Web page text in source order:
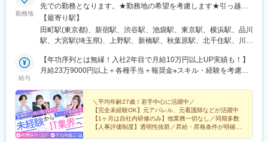
勤務地
先での勤務となります。★勤務地の希望を考慮します★引っ越し
を伴う転勤はありません■本社東京都港区三田3-2-8 THE PORTAL
MITA 3F＜アクセス＞・JR「田町駅」徒歩7分・都営三田線・都営
浅草線「三田駅」徒歩5分・都営大江戸線「赤羽橋駅」徒歩13分
月間は本社にて対面で研修を実施し、その後各プロジェクトへの
配属となりますがスキルを身につけていけば、ゆくゆくはリモー
ます！なお、現在は約30人が完全在宅ワーク、約100名が出社と
在宅を組み合わせたハイブリッドワークで活躍中です！※(変更の
範囲)上記を除く当社関連勤務地※フルリモートの場合は通勤不要
【最寄り駅】
田町駅(東京都)、新宿駅、渋谷駅、池袋駅、東京駅、横浜駅、品川
駅、大宮駅(埼玉県)、上野駅、新橋駅、秋葉原駅、北千住駅、川崎
船橋駅、船橋駅、目黒駅、恵比寿駅、五反田駅、大崎駅、有楽町
駅、浜松町駅、神田駅(東京都)、御茶ノ水駅、四ツ谷駅、飯田橋
都)、赤坂見附駅、溜池山王駅、新宿三丁目駅、新宿御苑前駅、
代々木駅、原宿駅、明治神宮前駅、三軒茶屋駅、下北沢駅、自由
が丘駅、中目黒駅、二子玉川駅、蒲田駅、大井町駅、武蔵小杉
駅、桜木町駅、関内駅、新横浜駅、戸塚駅、藤沢駅、辻堂駅、平
塚駅、柏駅、松戸駅、新松戸駅、浦和駅、南浦和駅、川口駅、赤
給与
【年功序列とは無縁！入社2年目で月給10万円以上UP実績も！】
月給23万9000円以上＋各種手当＋報奨金※スキル・経験を考慮の
含み、超過分は全額追加支給します＼人事評価専門部署あり！透
明度の高い人事評価制度◎／評価のタイミングは年2回。・保有資
格やスキル感などの【社内評価】・クライアント先からの【現場
評価】の2軸で評価を行っています！経験年数に関係なく昇格・昇
給しやすく、入社1年未満で主任に昇格、入社2年未満で月給が10
＼平均年齢27歳！若手中心に活躍中／
【完全未経験OK】元アパレル、元看護師などが活躍中
【1ヶ月は自社内研修のみ】他業務一切なし／同期多数
【人事評価制度】透明性抜群／昇給・昇格条件が明確